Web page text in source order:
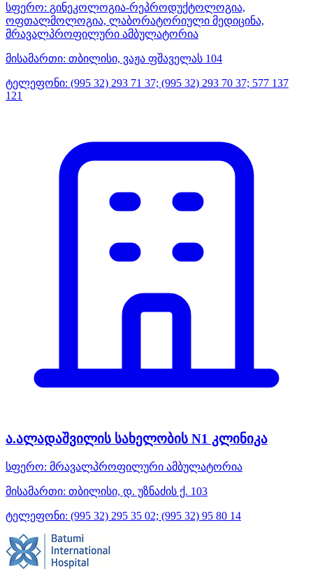
სფერო: გინეკოლოგია-რეპროდუქტოლოგია,
ოფთალმოლოგია, ლაბორატორიული მედიცინა,
მრავალპროფილური ამბულატორია
მისამართი: თბილისი, ვაჟა ფშაველას 104
ტელეფონი: (995 32) 293 71 37; (995 32) 293 70 37; 577 137
121
ა.ალადაშვილის სახელობის N1 კლინიკა
სფერო: მრავალპროფილური ამბულატორია
მისამართი: თბილისი, დ. უზნაძის ქ. 103
ტელეფონი: (995 32) 295 35 02; (995 32) 95 80 14